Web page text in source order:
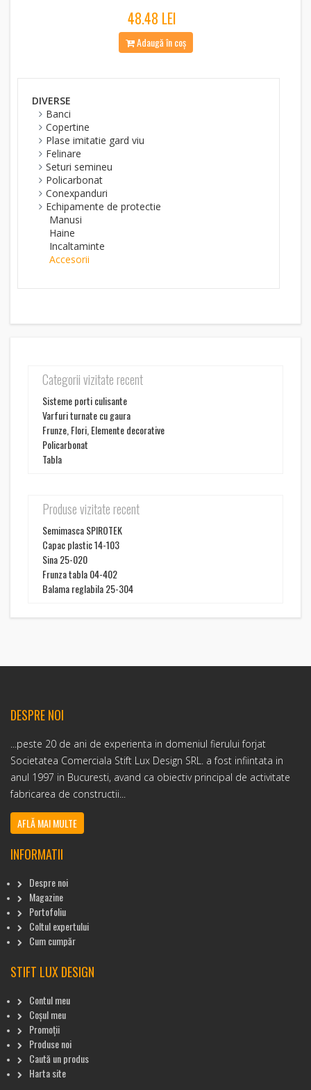
48.48 LEI
Adaugă în coș
DIVERSE
Banci
Copertine
Plase imitatie gard viu
Felinare
Seturi semineu
Policarbonat
Conexpanduri
Echipamente de protectie
Manusi
Haine
Incaltaminte
Accesorii
Categorii vizitate recent
Sisteme porti culisante
Varfuri turnate cu gaura
Frunze, Flori, Elemente decorative
Policarbonat
Tabla
Produse vizitate recent
Semimasca SPIROTEK
Capac plastic 14-103
Sina 25-020
Frunza tabla 04-402
Balama reglabila 25-304
DESPRE NOI
...peste 20 de ani de experienta in domeniul fierului forjat
Societatea Comerciala Stift Lux Design SRL. a fost infiintata in
anul 1997 in Bucuresti, avand ca obiectiv principal de activitate
fabricarea de constructii...
AFLĂ MAI MULTE
INFORMATII
Despre noi
Magazine
Portofoliu
Coltul expertului
Cum cumpăr
STIFT LUX DESIGN
Contul meu
Coșul meu
Promoții
Produse noi
Caută un produs
Harta site